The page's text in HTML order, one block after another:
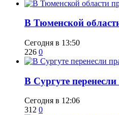
​В Тюменской
Сегодня в 13:50
226 0
​В Сургуте
Сегодня в 12:06
312 0